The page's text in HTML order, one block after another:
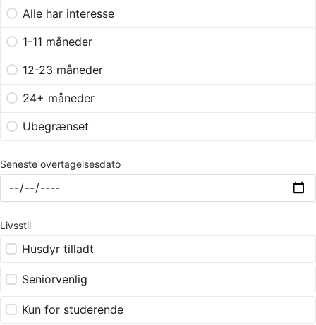
Alle har interesse
1-11 måneder
12-23 måneder
24+ måneder
Ubegrænset
Seneste overtagelsesdato
Livsstil
Husdyr tilladt
Seniorvenlig
Kun for studerende